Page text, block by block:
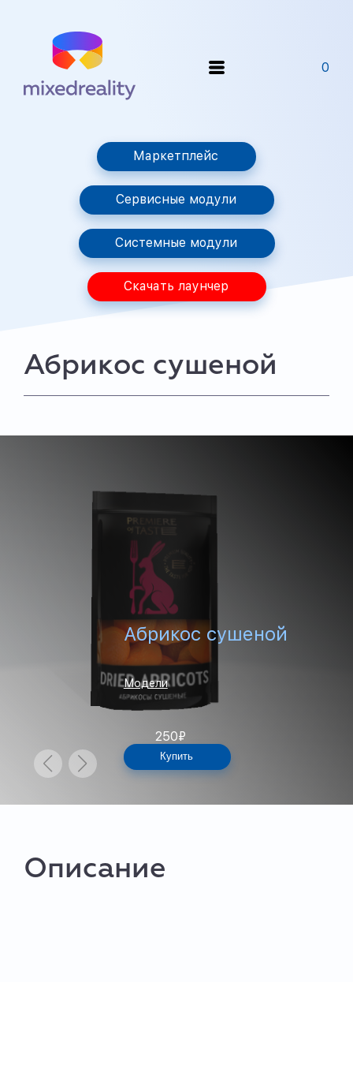
0
Маркетплейс
Сервисные модули
Системные модули
Скачать лаунчер
Абрикос сушеной
Абрикос сушеной
Модели
250₽
Купить
Описание